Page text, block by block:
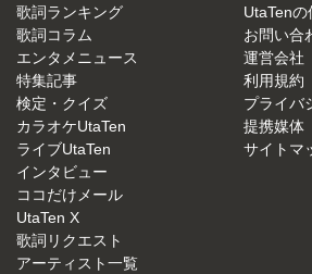
歌詞ランキング
歌詞コラム
エンタメニュース
特集記事
検定・クイズ
カラオケUtaTen
ライブUtaTen
インタビュー
ココだけメール
UtaTen X
歌詞リクエスト
アーティスト一覧
UtaTen
お問い合
運営会社
利用規約
プライバ
提携媒体
サイトマ